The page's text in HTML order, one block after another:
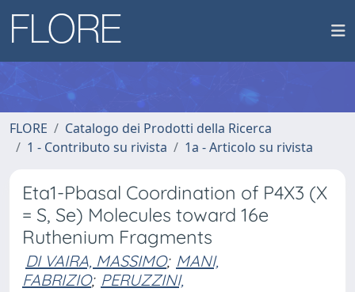
FLORE
Catalogo dei Prodotti della Ricerca
1 - Contributo su rivista
1a - Articolo su rivista
Eta1-Pbasal Coordination of P4X3 (X
= S, Se) Molecules toward 16e
Ruthenium Fragments
DI VAIRA, MASSIMO; MANI,
FABRIZIO; PERUZZINI,